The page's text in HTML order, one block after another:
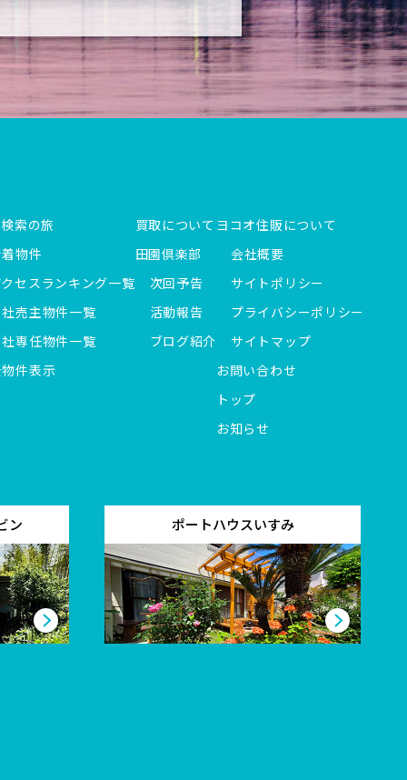
索の旅
物件
セスランキング一覧
売主物件一覧
専任物件一覧
件表示
買取について
田園倶楽部
次回予告
活動報告
ブログ紹介
ヨコオ住販について
会社概要
サイトポリシー
プライバシーポリシー
サイトマップ
お問い合わせ
トップ
お知らせ
ン ポートハウスいすみ